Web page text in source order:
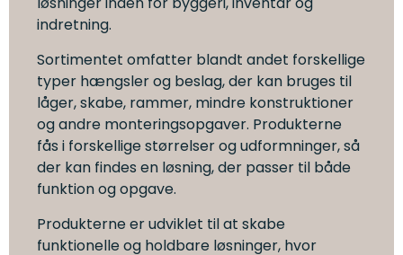
indretning.
Sortimentet omfatter blandt andet forskellige
typer hængsler og beslag, der kan bruges til
låger, skabe, rammer, mindre konstruktioner
og andre monteringsopgaver. Produkterne
fås i forskellige størrelser og udformninger, så
der kan findes en løsning, der passer til både
funktion og opgave.
Produkterne er udviklet til at skabe
funktionelle og holdbare løsninger, hvor